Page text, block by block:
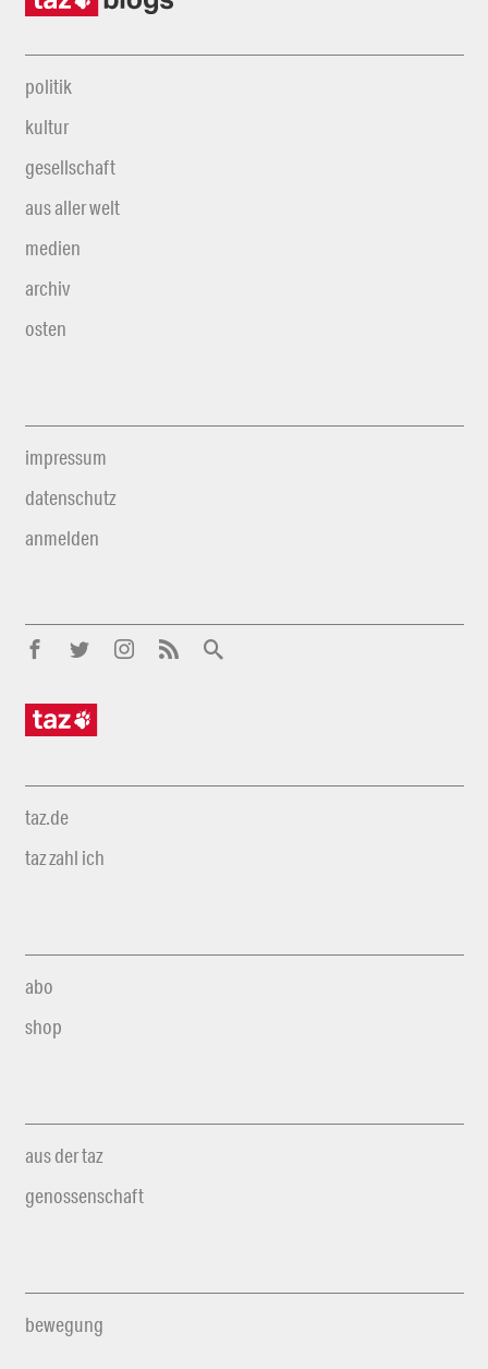
politik
kultur
gesellschaft
aus aller welt
medien
archiv
osten
impressum
datenschutz
anmelden
taz.de
taz zahl ich
abo
shop
aus der taz
genossenschaft
bewegung